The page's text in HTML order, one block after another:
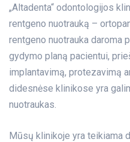
„Altadenta“ odontologijos
rentgeno nuotrauką –
rentgeno nuotrauka daroma
gydymo planą pacientui,
implantavimą, protezavimą
didesnėse klinikose yra
nuotraukas.
Mūsų klinikoje yra teikiama